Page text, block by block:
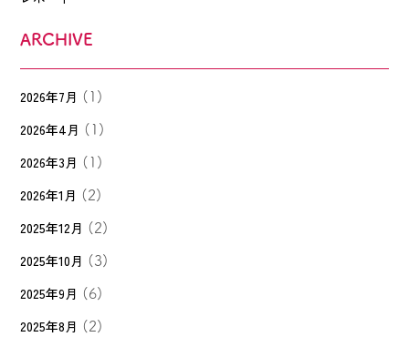
ARCHIVE
2026年7月 (1)
2026年4月 (1)
2026年3月 (1)
2026年1月 (2)
2025年12月 (2)
2025年10月 (3)
2025年9月 (6)
2025年8月 (2)